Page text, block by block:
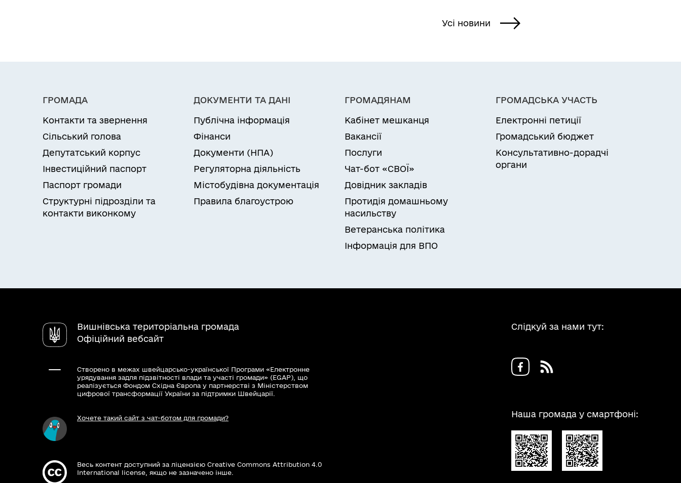
Усі новини
ГРОМАДА
Контакти та звернення
Сільський голова
Депутатський корпус
Інвестиційний паспорт
Паспорт громади
Структурні підрозділи та
контакти виконкому
ДОКУМЕНТИ ТА ДАНІ
Публічна інформація
Фінанси
Документи (НПА)
Регуляторна діяльність
Містобудівна документація
Правила благоустрою
ГРОМАДЯНАМ
Кабінет мешканця
Вакансії
Послуги
Чат-бот «СВОЇ»
Довідник закладів
Протидія домашньому
насильству
Ветеранська політика
Інформація для ВПО
ГРОМАДСЬКА УЧАСТЬ
Електронні петиції
Громадський бюджет
Консультативно-дорадчі
органи
Вишнівська територіальна громада
Офіційний вебсайт
Створено в межах швейцарсько-української Програми «Електронне
урядування задля підзвітності влади та участі громади» (EGAP), що
реалізується Фондом Східна Європа у партнерстві з Міністерством
цифрової трансформації України за підтримки Швейцарії.
Хочете такий сайт з чат-ботом для громади?
Весь контент доступний за ліцензією Creative Commons Attribution 4.0
International license, якщо не зазначено інше.
Слідкуй за нами тут:
Наша громада у смартфоні: